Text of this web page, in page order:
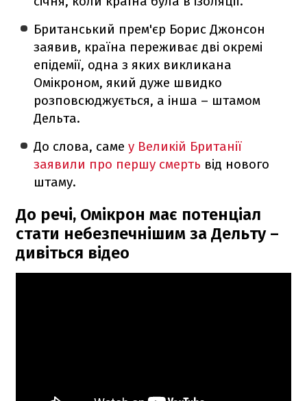
Британський прем'єр Борис Джонсон
заявив, країна переживає дві окремі
епідемії, одна з яких викликана
Омікроном, який дуже швидко
розповсюджується, а інша – штамом
Дельта.
До слова, самеу Великій Британії
заявили про першу смерть від нового
штаму.
До речі, Омікрон має потенціал
стати небезпечнішим за Дельту –
дивіться відео